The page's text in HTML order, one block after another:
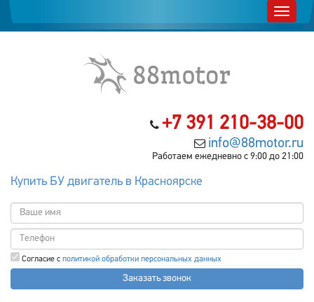
+7 391 210-38-00
info@88motor.ru
Работаем ежедневно с 9:00 до 21:00
Купить БУ двигатель в Красноярске
Согласие с политикой обработки персональных данных
Заказать звонок